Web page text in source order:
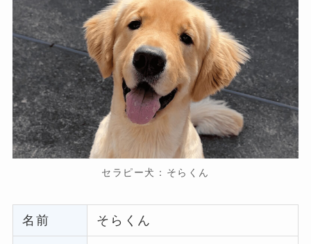
セラピー犬：そらくん
名前 そらくん